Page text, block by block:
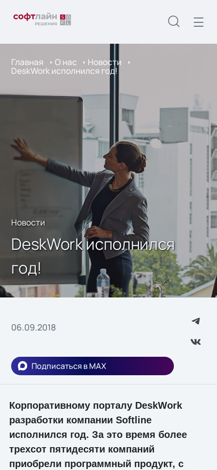
Главная О нас Новости
DeskWork исполнился год!
Новости
DeskWork исполнился
год!
06.09.2018
Подписаться в MAX
Корпоративному порталу DeskWork
разработки компании Softline
исполнился год. За это время более
трехсот пятидесяти компаний
приобрели программный продукт, с